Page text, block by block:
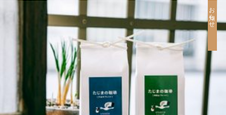
お知らせ